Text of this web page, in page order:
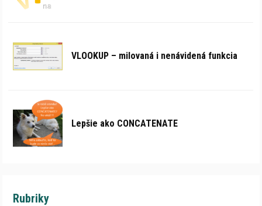
VLOOKUP – milovaná i nenávidená funkcia
Lepšie ako CONCATENATE
Rubriky